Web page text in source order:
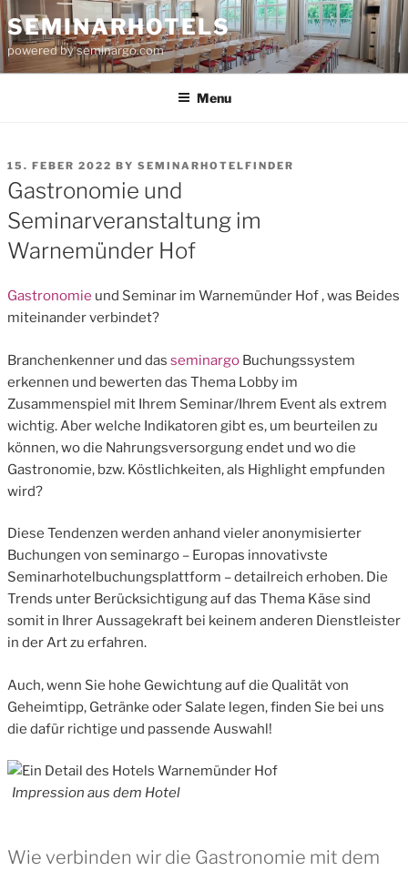
Skip
to
content
SEMINARHOTELS
powered by seminargo.com
Menu
POSTED
ON
15. FEBER 2022 BY SEMINARHOTELFINDER
Gastronomie und
Seminarveranstaltung im
Warnemünder Hof
Gastronomie und Seminar im Warnemünder Hof , was Beides
miteinander verbindet?
Branchenkenner und das seminargo Buchungssystem
erkennen und bewerten das Thema Lobby im
Zusammenspiel mit Ihrem Seminar/Ihrem Event als extrem
wichtig. Aber welche Indikatoren gibt es, um beurteilen zu
können, wo die Nahrungsversorgung endet und wo die
Gastronomie, bzw. Köstlichkeiten, als Highlight empfunden
wird?
Diese Tendenzen werden anhand vieler anonymisierter
Buchungen von seminargo – Europas innovativste
Seminarhotelbuchungsplattform – detailreich erhoben. Die
Trends unter Berücksichtigung auf das Thema Käse sind
somit in Ihrer Aussagekraft bei keinem anderen Dienstleister
in der Art zu erfahren.
Auch, wenn Sie hohe Gewichtung auf die Qualität von
Geheimtipp, Getränke oder Salate legen, finden Sie bei uns
die dafür richtige und passende Auswahl!
Impression aus dem Hotel
Wie verbinden wir die Gastronomie mit dem